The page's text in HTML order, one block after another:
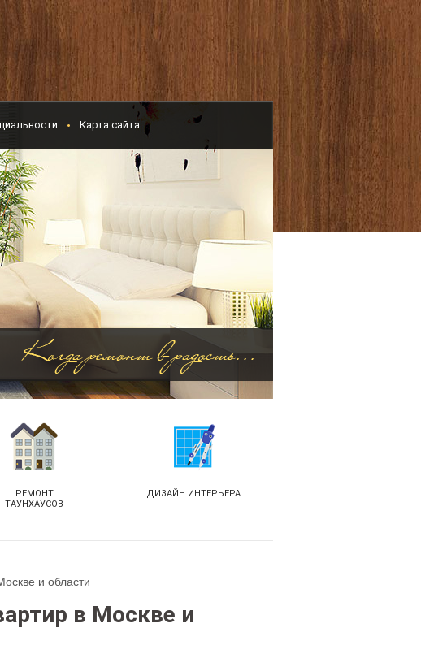
Карта сайта
РЕМОНТ
ТАУНХАУСОВ
ДИЗАЙН ИНТЕРЬЕРА
и области
в Москве и